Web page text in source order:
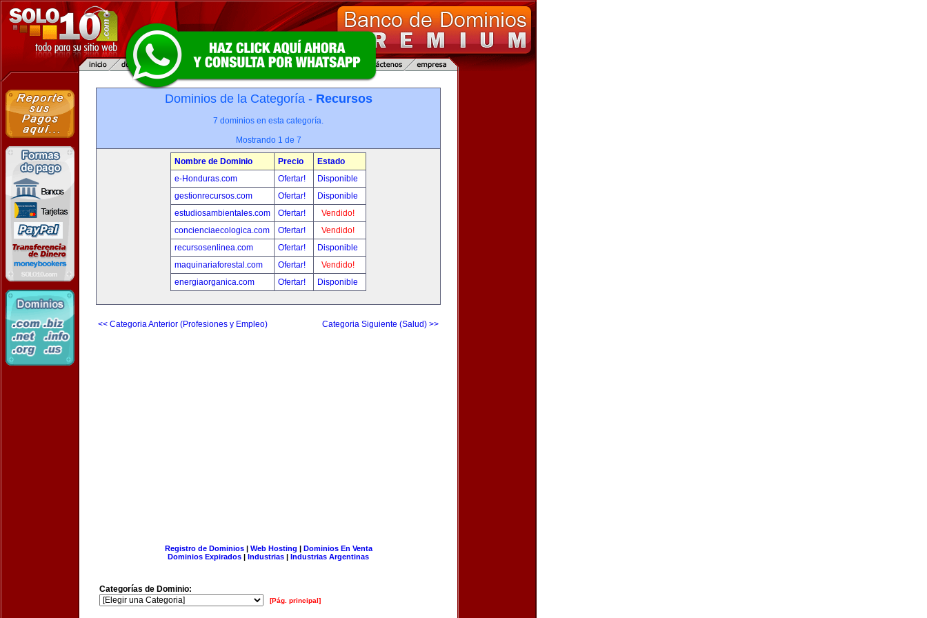
Dominios de la Categoría - Recursos
7 dominios en esta categoría.
Mostrando 1 de 7
Nombre de Dominio Precio
Estado
e-Honduras.com
Ofertar!
Disponible
gestionrecursos.com
Ofertar!
Disponible
estudiosambientales.com
Ofertar!
Vendido!
concienciaecologica.com
Ofertar!
Vendido!
recursosenlinea.com
Ofertar!
Disponible
maquinariaforestal.com
Ofertar!
Vendido!
energiaorganica.com
Ofertar! Disponible
<< Categoria Anterior (Profesiones y Empleo) Categoria Siguiente (Salud) >>
Registro de Dominios| Web Hosting | Dominios En Venta
Dominios Expirados | Industrias | Industrias Argentinas
Categorías de Dominio:
[Pág. principal]